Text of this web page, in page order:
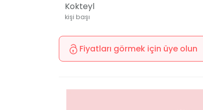
Kokteyl
kişi başı
Fiyatları görmek için üye olun